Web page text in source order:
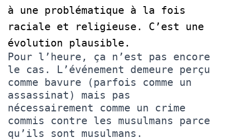
à une problématique à la fois
raciale et religieuse. C’est une
évolution plausible.
Pour l’heure, ça n’est pas encore
le cas. L’événement demeure perçu
comme bavure (parfois comme un
assassinat) mais pas
nécessairement comme un crime
commis contre les musulmans parce
qu’ils sont musulmans.